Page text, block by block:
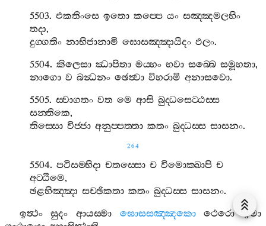
5503.එකතිංසෙ ඉතො කප‍්පෙ යං සඤ‍්ඤමලභිං
තදා,
දුග‍්ගතිං නාභිජානාමි ඝොසඤ‍්ඤායිදං ඵලං.
5504.කිලෙසා ඣාපිතා මය‍්හං භවා සබ‍්බෙ සමූහතා,
නාගො ව බන්‍ධනං ඡෙත්‍වා විහරාමි අනාසවො.
5505.ස‍්වාගතං වත මෙ ආසි බුද‍්ධසෙට‍්ඨස‍්ස
සන‍්තිකෙ,
තිස‍්සො විජ‍්ජා අනුප‍්පත‍්තා කතං බුද‍්ධස‍්ස සාසනං.
264
5504.පටිසම‍්භිදා චතස‍්සො ච විමොක‍්ඛාපි ච
අට‍්ඨිමෙ,
ඡළභිඤ‍්ඤා සච‍්ඡිකතා කතං බුද‍්ධස‍්ස සාසනං.
ඉත්‍ථං
සුදං ආයස‍්මා ඝොසසඤ‍්ඤකො ථෙරො
ඉමා